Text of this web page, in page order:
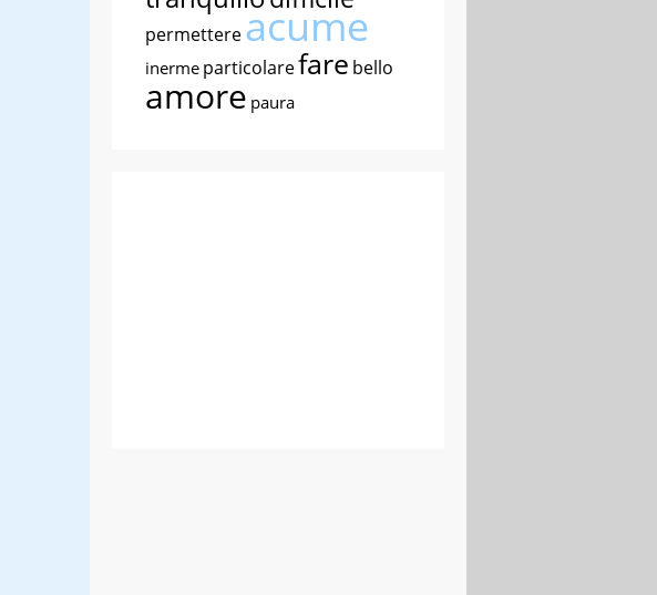
permettereacume
inerme particolarefare bello
amore paura